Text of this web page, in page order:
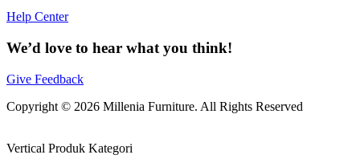
Help Center
We’d love to hear what you think!
Give Feedback
Copyright © 2026 Millenia Furniture. All Rights Reserved
Vertical Produk Kategori